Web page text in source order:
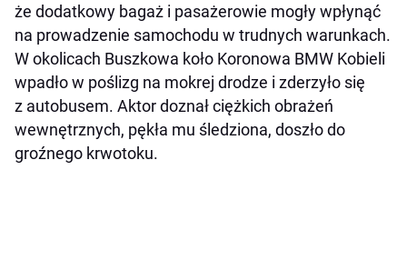
że dodatkowy bagaż i pasażerowie mogły wpłynąć
na prowadzenie samochodu w trudnych warunkach.
W okolicach Buszkowa koło Koronowa BMW Kobieli
wpadło w poślizg na mokrej drodze i zderzyło się
z autobusem. Aktor doznał ciężkich obrażeń
wewnętrznych, pękła mu śledziona, doszło do
groźnego krwotoku.